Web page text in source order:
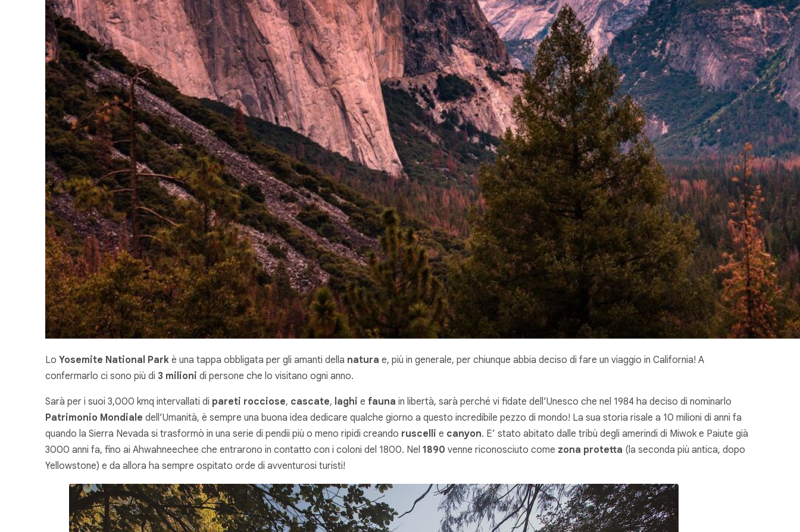
Lo Yosemite National Park è una tappa obbligata per gli amanti della natura e, più in generale, per chiunque abbia deciso di fare un viaggio in California! A
confermarlo ci sono più di 3 milioni di persone che lo visitano ogni anno.
Sarà per i suoi 3,000 kmq intervallati di pareti rocciose, cascate, laghi e fauna in libertà, sarà perché vi fidate dell’Unesco che nel 1984 ha deciso di nominarlo
Patrimonio Mondiale dell’Umanità, è sempre una buona idea dedicare qualche giorno a questo incredibile pezzo di mondo! La sua storia risale a 10 milioni di anni fa
quando la Sierra Nevada si trasformò in una serie di pendii più o meno ripidi creando ruscelli e canyon. E’ stato abitato dalle tribù degli amerindi di Miwok e Paiute già
3000 anni fa, fino ai Ahwahneechee che entrarono in contatto con i coloni del 1800. Nel 1890 venne riconosciuto come zona protetta (la seconda più antica, dopo
Yellowstone) e da allora ha sempre ospitato orde di avventurosi turisti!